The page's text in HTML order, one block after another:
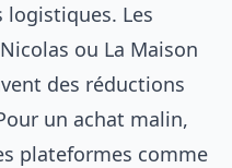
logistiques. Les
ou La Maison
des réductions
un achat malin,
plateformes comme